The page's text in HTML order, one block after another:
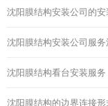
沈阳膜结构安装公司的
沈阳膜结构安装公司服
沈阳膜结构看台安装服
沈阳膜结构的边界连接形